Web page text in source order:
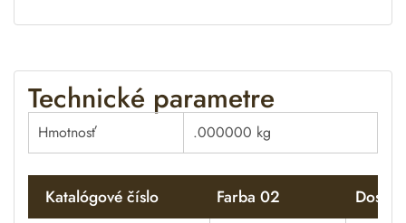
Technické parametre
Hmotnosť .000000 kg
Katalógové číslo Farba 02